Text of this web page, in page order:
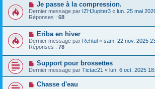
Je passe à la compression.
Dernier message par IZHJupiter3 « lun. 25 mai
Réponses : 68
Eriba en hiver
Dernier message par Rehtul « sam. 22 nov. 2025
Réponses : 78
Support pour brossettes
Dernier message par Tictac21 « lun. 6 oct. 2025
Chasse d'eau